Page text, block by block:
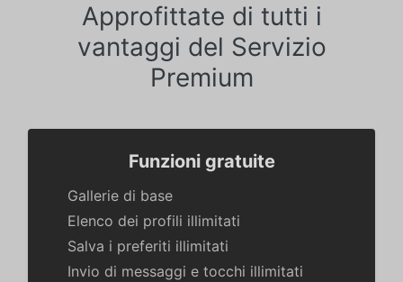
Approfittate di tutti i
vantaggi del Servizio
Premium
Funzioni gratuite
Gallerie di base
Elenco dei profili illimitati
Salva i preferiti illimitati
Invio di messaggi e tocchi illimitati